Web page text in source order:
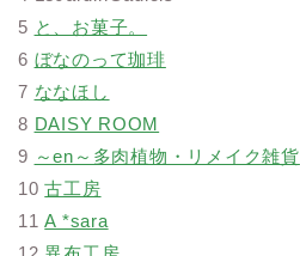
5 と、お菓子。
6 ぼなのって珈琲
7 ななほし
8 DAISY ROOM
9 ～en～多肉植物・リメイク雑貨
10古工房
11A *sara